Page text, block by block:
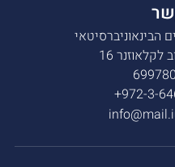
הבינאוניברסיטאי
16
972-3-